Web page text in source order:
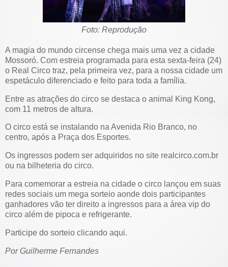
Foto: Reprodução
A magia do mundo circense chega mais uma vez a cidade
Mossoró. Com estreia programada para esta sexta-feira (24)
o Real Circo traz, pela primeira vez, para a nossa cidade um
espetáculo diferenciado e feito para toda a família.
Entre as atrações do circo se destaca o animal King Kong,
com 11 metros de altura.
O circo está se instalando na Avenida Rio Branco, no
centro, após a Praça dos Esportes.
Os ingressos podem ser adquiridos no site realcirco.com.br
ou na bilheteria do circo.
Para comemorar a estreia na cidade o circo lançou em suas
redes sociais um mega sorteio aonde dois participantes
ganhadores vão ter direito a ingressos para a área vip do
circo além de pipoca e refrigerante.
Participe do sorteio clicando aqui.
Por Guilherme Fernandes